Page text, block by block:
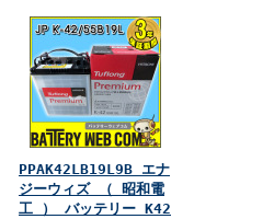
PPAK42LB19L9B エナ
ジーウィズ （ 昭和電
工 ） バッテリー K42